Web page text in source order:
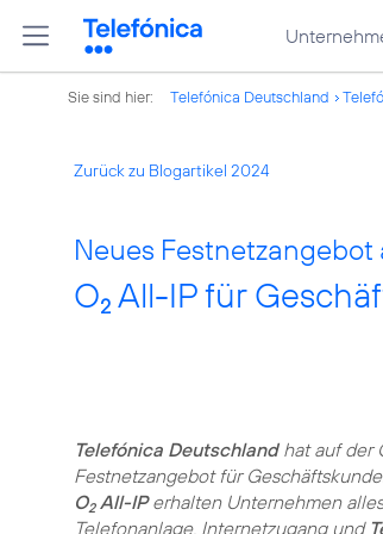
Sie sind hier: Telefónica Deutschland
Zurück zu Blogartikel 2024
Neues Festnetzangebot
O2 All-IP für
Telefónica Deutschlandhat auf der
Festnetzangebot für
O2All-IPerhalten Unternehmen
Telefonanlage, Internetzugang und